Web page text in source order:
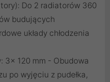
Do 2 radiatorów 360
budujących
układy chłodzenia
3x 120 mm - Obudowa
po wyjęciu z pudełka,